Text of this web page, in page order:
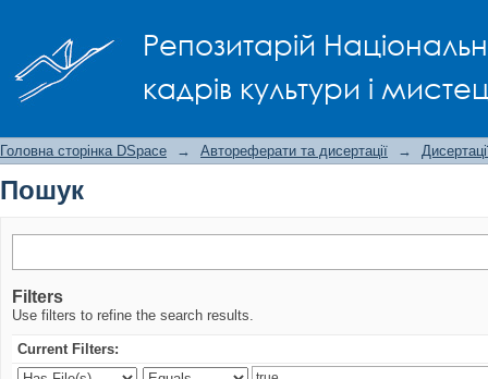
Репозитарій
кадрів культури і
Головна сторінка DSpace → Автореферати та дисертації →
Пошук
Filters
Use filters to refine the search results.
Current Filters: